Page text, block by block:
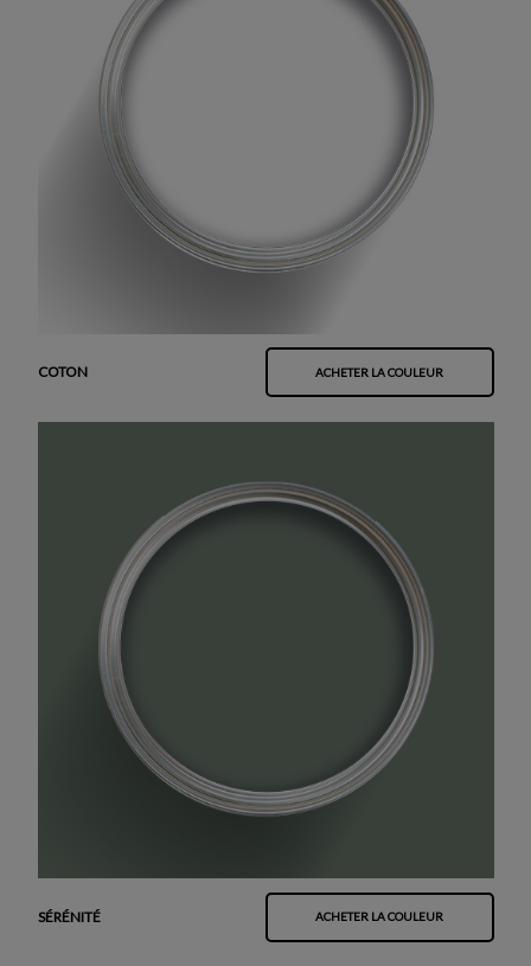
COTON ACHETER LA COULEUR
SÉRÉNITÉ ACHETER LA COULEUR